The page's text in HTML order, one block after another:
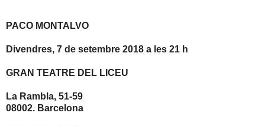
PACO MONTALVO
Divendres, 7 de setembre 2018 a les 21 h
GRAN TEATRE DEL LICEU
La Rambla, 51-59
08002. Barcelona